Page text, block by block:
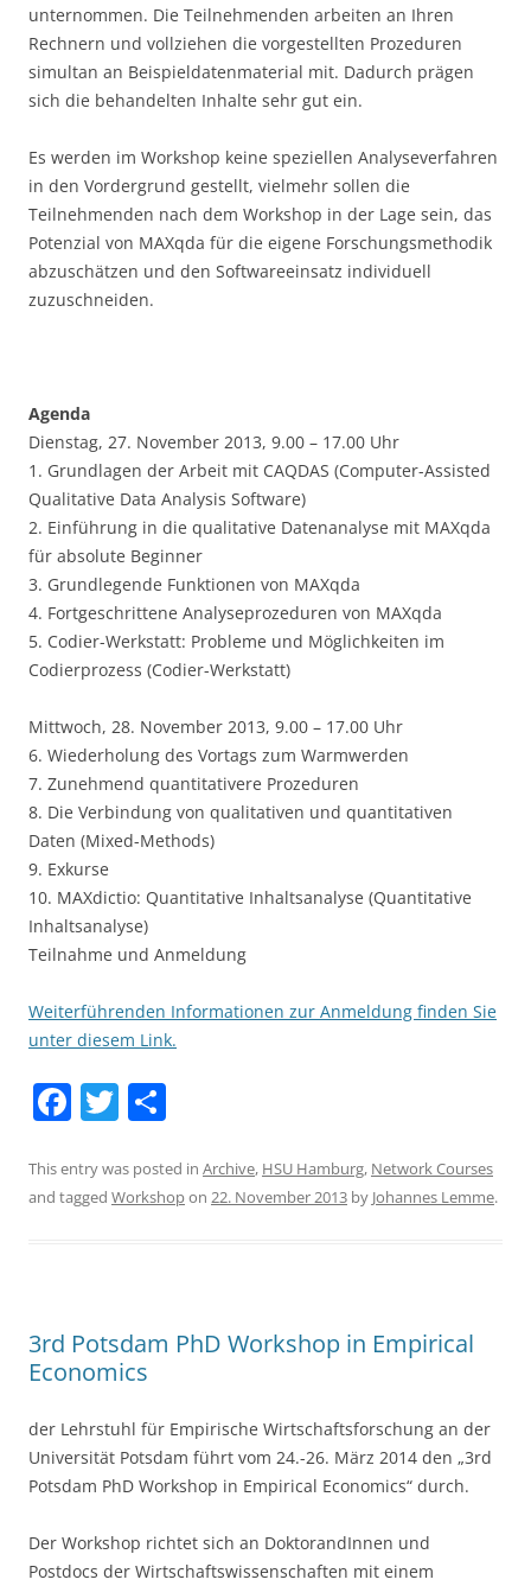
unternommen. Die Teilnehmenden arbeiten an Ihren
Rechnern und vollziehen die vorgestellten Prozeduren
simultan an Beispieldatenmaterial mit. Dadurch prägen
sich die behandelten Inhalte sehr gut ein.
Es werden im Workshop keine speziellen Analyseverfahren
in den Vordergrund gestellt, vielmehr sollen die
Teilnehmenden nach dem Workshop in der Lage sein, das
Potenzial von MAXqda für die eigene Forschungsmethodik
abzuschätzen und den Softwareeinsatz individuell
zuzuschneiden.
Agenda
Dienstag, 27. November 2013, 9.00 – 17.00 Uhr
1. Grundlagen der Arbeit mit CAQDAS (Computer-Assisted
Qualitative Data Analysis Software)
2. Einführung in die qualitative Datenanalyse mit MAXqda
für absolute Beginner
3. Grundlegende Funktionen von MAXqda
4. Fortgeschrittene Analyseprozeduren von MAXqda
5. Codier-Werkstatt: Probleme und Möglichkeiten im
Codierprozess (Codier-Werkstatt)
Mittwoch, 28. November 2013, 9.00 – 17.00 Uhr
6. Wiederholung des Vortags zum Warmwerden
7. Zunehmend quantitativere Prozeduren
8. Die Verbindung von qualitativen und quantitativen
Daten (Mixed-Methods)
9. Exkurse
10. MAXdictio: Quantitative Inhaltsanalyse (Quantitative
Inhaltsanalyse)
Teilnahme und Anmeldung
Weiterführenden Informationen zur Anmeldung finden Sie
unter diesem Link.
F
c
e
o
k
T
itt
er
ar
e
This entry was posted in Archive, HSU Hamburg, Network Courses
and tagged Workshopon 22. November 2013 by Johannes Lemme.
3rd Potsdam PhD Workshop in Empirical
Economics
der Lehrstuhl für Empirische Wirtschaftsforschung an der
Universität Potsdam führt vom 24.-26. März 2014 den „3rd
Potsdam PhD Workshop in Empirical Economics“ durch.
Der Workshop richtet sich an DoktorandInnen und
Postdocs der Wirtschaftswissenschaften mit einem